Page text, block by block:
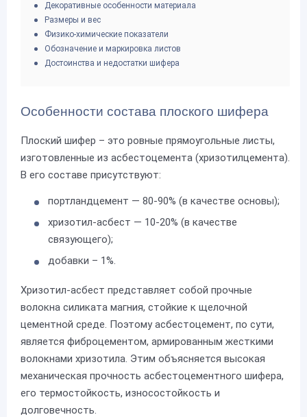
Декоративные особенности материала
Размеры и вес
Физико-химические показатели
Обозначение и маркировка листов
Достоинства и недостатки шифера
Особенности состава плоского шифера
Плоский шифер – это ровные прямоугольные листы,
изготовленные из асбестоцемента (хризотилцемента).
В его составе присутствуют:
портландцемент — 80-90% (в качестве основы);
хризотил-асбест — 10-20% (в качестве
связующего);
добавки – 1%.
Хризотил-асбест представляет собой прочные
волокна силиката магния, стойкие к щелочной
цементной среде. Поэтому асбестоцемент, по сути,
является фиброцементом, армированным жесткими
волокнами хризотила. Этим объясняется высокая
механическая прочность асбестоцементного шифера,
его термостойкость, износостойкость и
долговечность.